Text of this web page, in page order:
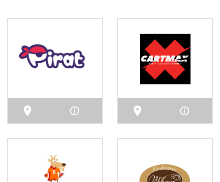
Карта Інфо Карта Інфо